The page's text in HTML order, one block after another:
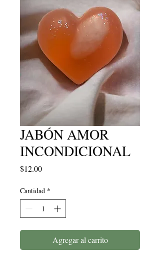
JABÓN AMOR
INCONDICIONAL
$12.00Precio
Cantidad *
Agregar al carrito